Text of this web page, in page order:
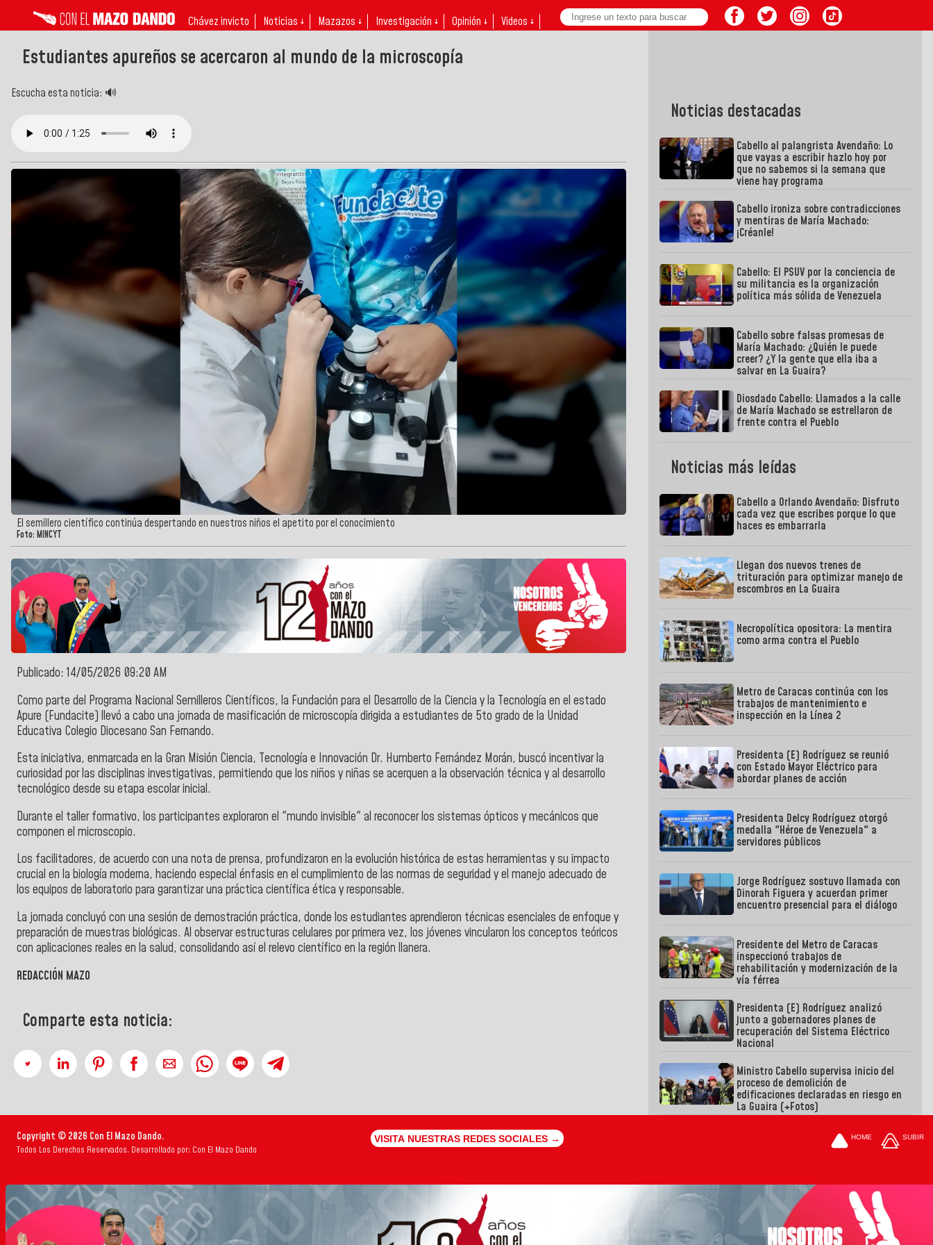
Chávez invicto Noticias ↓ Mazazos ↓ Investigación ↓ Opinión ↓ Videos ↓
Estudiantes apureños se acercaron al mundo de la microscopía
Escucha esta noticia: 🔊
El semillero científico continúa despertando en nuestros niños el apetito por el conocimiento
Foto: MINCYT
Publicado: 14/05/2026 09:20 AM
Como parte del Programa Nacional Semilleros Científicos, la Fundación para el Desarrollo de la Ciencia y la Tecnología en el estado
Apure (Fundacite) llevó a cabo una jornada de masificación de microscopía dirigida a estudiantes de 5to grado de la Unidad
Educativa Colegio Diocesano San Fernando.
Esta iniciativa, enmarcada en la Gran Misión Ciencia, Tecnología e Innovación Dr. Humberto Fernández Morán, buscó incentivar la
curiosidad por las disciplinas investigativas, permitiendo que los niños y niñas se acerquen a la observación técnica y al desarrollo
tecnológico desde su etapa escolar inicial.
Durante el taller formativo, los participantes exploraron el "mundo invisible" al reconocer los sistemas ópticos y mecánicos que
componen el microscopio.
Los facilitadores, de acuerdo con una nota de prensa, profundizaron en la evolución histórica de estas herramientas y su impacto
crucial en la biología moderna, haciendo especial énfasis en el cumplimiento de las normas de seguridad y el manejo adecuado de
los equipos de laboratorio para garantizar una práctica científica ética y responsable.
La jornada concluyó con una sesión de demostración práctica, donde los estudiantes aprendieron técnicas esenciales de enfoque y
preparación de muestras biológicas. Al observar estructuras celulares por primera vez, los jóvenes vincularon los conceptos teóricos
con aplicaciones reales en la salud, consolidando así el relevo científico en la región llanera.
REDACCIÓN MAZO
Comparte esta noticia:
Noticias destacadas
Cabello al palangrista Avendaño: Lo
que vayas a escribir hazlo hoy por
que no sabemos si la semana que
viene hay programa
Cabello ironiza sobre contradicciones
y mentiras de María Machado:
¡Créanle!
Cabello: El PSUV por la conciencia de
su militancia es la organización
política más sólida de Venezuela
Cabello sobre falsas promesas de
María Machado: ¿Quién le puede
creer? ¿Y la gente que ella iba a
salvar en La Guaira?
Diosdado Cabello: Llamados a la calle
de María Machado se estrellaron de
frente contra el Pueblo
Noticias más leídas
Cabello a Orlando Avendaño: Disfruto
cada vez que escribes porque lo que
haces es embarrarla
Llegan dos nuevos trenes de
trituración para optimizar manejo de
escombros en La Guaira
Necropolítica opositora: La mentira
como arma contra el Pueblo
Metro de Caracas continúa con los
trabajos de mantenimiento e
inspección en la Línea 2
Presidenta (E) Rodríguez se reunió
con Estado Mayor Eléctrico para
abordar planes de acción
Presidenta Delcy Rodríguez otorgó
medalla "Héroe de Venezuela" a
servidores públicos
Jorge Rodríguez sostuvo llamada con
Dinorah Figuera y acuerdan primer
encuentro presencial para el diálogo
Presidente del Metro de Caracas
inspeccionó trabajos de
rehabilitación y modernización de la
vía férrea
Presidenta (E) Rodríguez analizó
junto a gobernadores planes de
recuperación del Sistema Eléctrico
Nacional
Ministro Cabello supervisa inicio del
proceso de demolición de
edificaciones declaradas en riesgo en
La Guaira (+Fotos)
Copyright © 2026 Con El Mazo Dando.
Todos Los Derechos Reservados. Desarrollado por: Con El Mazo Dando
VISITA NUESTRAS REDES SOCIALES → HOME SUBIR